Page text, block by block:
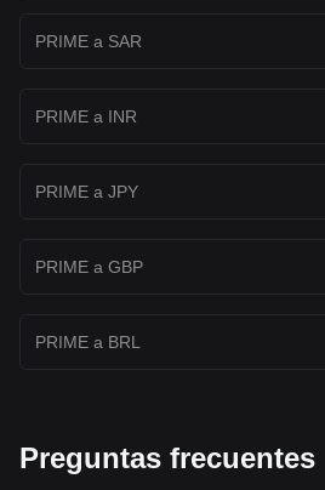
PRIME a SAR
PRIME a INR
PRIME a JPY
PRIME a GBP
PRIME a BRL
Preguntas frecuentes